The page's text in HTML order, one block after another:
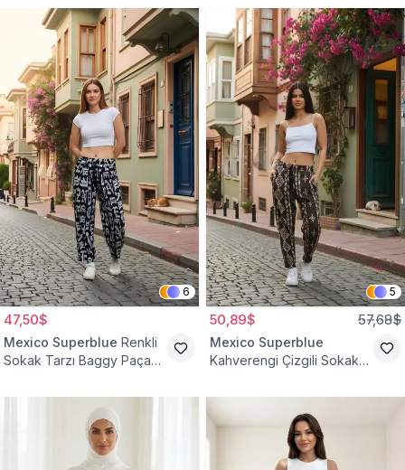
6
47,50$
Mexico Superblue Renkli
Sokak Tarzı Baggy Paça
5
50,89$ 57,68$
Mexico Superblue
Kahverengi Çizgili Sokak